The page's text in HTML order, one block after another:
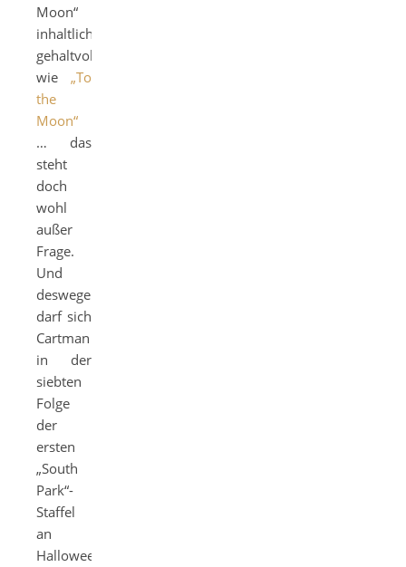
Moon“
inhaltlich
gehaltvoller
wie „To
the
Moon“
… das
steht
doch
wohl
außer
Frage.
Und
deswegen
darf sich
Cartman
in der
siebten
Folge
der
ersten
„South
Park“-
Staffel
an
Halloween